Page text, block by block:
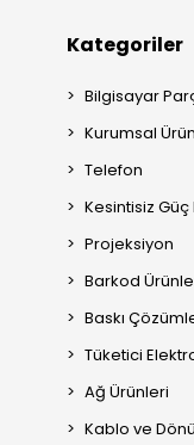
Kategoriler
Bilgisayar
Kurumsal
Telefon
Kesintisiz Güç
Projeksiyon
Barkod
Baskı
Tüketici
Ağ Ürünleri
Kablo ve